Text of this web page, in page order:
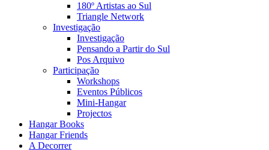
180º Artistas ao Sul
Triangle Network
Investigação
Investigação
Pensando a Partir do Sul
Pos Arquivo
Participação
Workshops
Eventos Públicos
Mini-Hangar
Projectos
Hangar Books
Hangar Friends
A Decorrer